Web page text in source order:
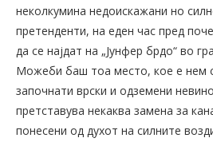
неколкумина недоискажани но
претенденти, на еден час пред
да се најдат на „Јунфер брдо“ во
Можеби баш тоа место, кое е нем
започнати врски и одземени
претставува некаква замена за
понесени од духот на силните